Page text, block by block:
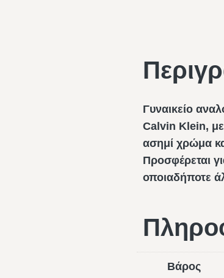
Γυναικείο
Calvin Klein, με
ασημί χρώμα
Προσφέρεται
οποιαδήποτε
Βάρος